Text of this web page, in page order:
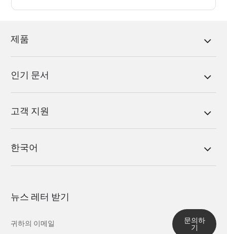
제품
인기 문서
고객 지원
한국어
뉴스 레터 받기
문의하
기